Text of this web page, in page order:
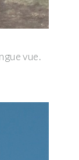
vue.